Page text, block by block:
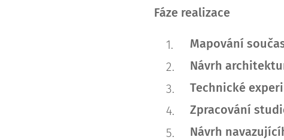
Fáze realizace
Mapování
Návrh
Technické
Zpracování
Návrh